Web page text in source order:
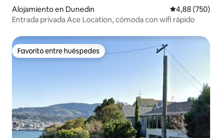
Alojamiento en Dunedin Calificación
4,88 (750)
Entrada privada Ace Location, cómoda con wifi rápido
Favorito entre huéspedes
Favorito entre huéspedes